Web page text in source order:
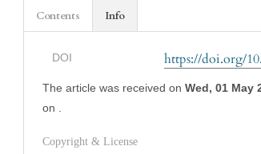
DOI https://doi.org/
The article was received on Wed, 01 May
on
Copyright & License
Contents Info